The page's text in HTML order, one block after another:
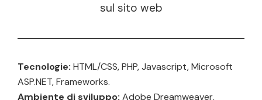
sul sito web
Tecnologie: HTML/CSS, PHP, Javascript, Microsoft
ASP.NET, Frameworks.
Ambiente di sviluppo: Adobe Dreamweaver,